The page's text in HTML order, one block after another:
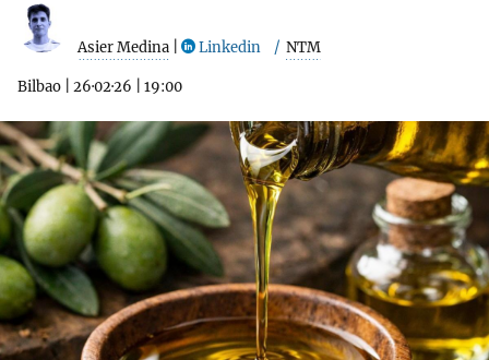
Asier Medina Linkedin NTM
Bilbao 26·02·26 19:00